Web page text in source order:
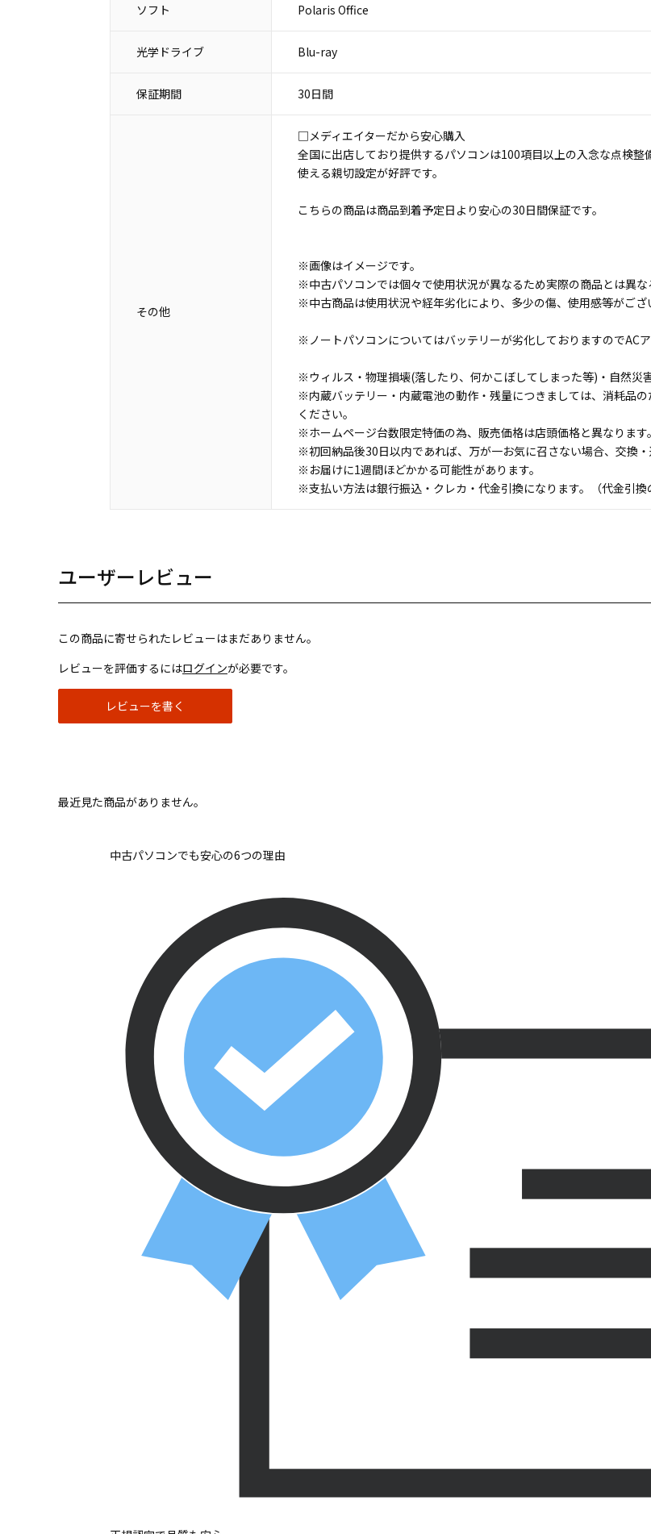
ソフト Polaris Office
光学ドライブ Blu-ray
保証期間 30日間
その他
□メディエイターだから安心購入
全国に出店しており提供するパソコンは100項目以上の入念な点検
使える親切設定が好評です。
こちらの商品は商品到着予定日より安心の30日間保証です。
※画像はイメージです。
※中古パソコンでは個々で使用状況が異なるため実際の商品とは異な
※中古商品は使用状況や経年劣化により、多少の傷、使用感等がござ
※ノートパソコンについてはバッテリーが劣化しておりますのでAC
※ウィルス・物理損壊(落したり、何かこぼしてしまった等)・自然災
※内蔵バッテリー・内蔵電池の動作・残量につきましては、消耗品
ください。
※ホームページ台数限定特価の為、販売価格は店頭価格と異なります。
※初回納品後30日以内であれば、万が一お気に召さない場合、交換
※お届けに1週間ほどかかる可能性があります。
※支払い方法は銀行振込・クレカ・代金引換になります。（代金引換
ユーザーレビュー
この商品に寄せられたレビューはまだありません。
レビューを評価するにはログインが必要です。
レビューを書く
最近見た商品がありません。
中古パソコンでも安心の6つの理由